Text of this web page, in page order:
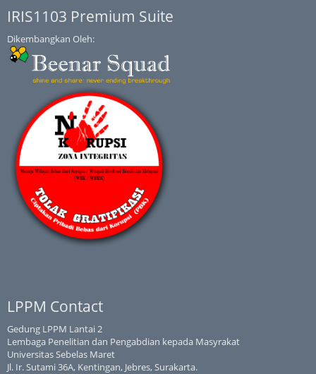
IRIS1103 Premium Suite
Dikembangkan Oleh:
LPPM Contact
Gedung LPPM Lantai 2
Lembaga Penelitian dan Pengabdian kepada Masyrakat
Universitas Sebelas Maret
Jl. Ir. Sutami 36A, Kentingan, Jebres, Surakarta.